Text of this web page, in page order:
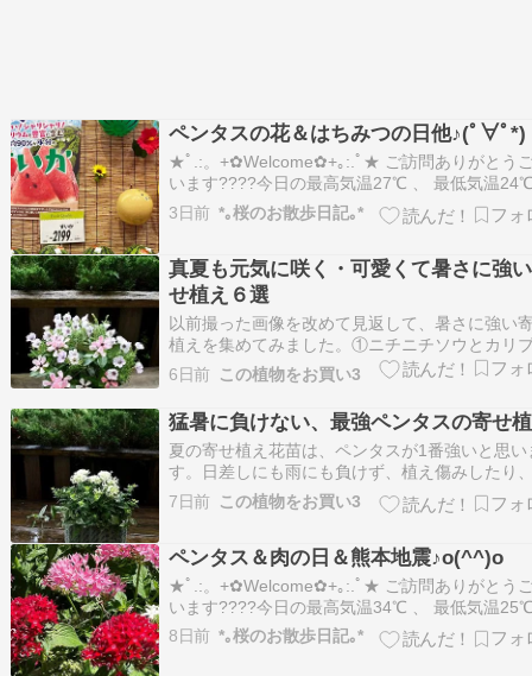
ペンタスの花＆はちみつの日他♪(ﾟ∀ﾟ*)
★ﾟ.:。+✿Welcome✿+｡:.ﾟ★ ご訪問ありがとう
います????今日の最高気温27℃ 、 最低気温
した今日は暑さが少し和らぎ、過ごし易い一日
た✨ ★*♡* .｡.:*:.｡୨✿୧｡.:*:.｡. *♡*★ ☆ペンタス
3日前 *｡桜のお散歩日記｡*
真夏も元気に咲く・可愛くて暑さに強
せ植え６選
以前撮った画像を改めて見返して、暑さに強い
植えを集めてみました。①ニチニチソウとカリ
コア・みんなコッチ向いてて可愛い②ペンタス
ュズサンゴ絣で涼しげ③+コクリュウで少々大人
ヌラ パープルサンダーは今はあまり流通してな
もです。④本を重ねたような鉢にペンタスとミ
6日前 この植物をお買い3
猛暑に負けない、最強ペンタスの寄せ
夏の寄せ植え花苗は、ペンタスが1番強いと思い
す。日差しにも雨にも負けず、植え傷みしたり
然枯れたりすることもありません。こちらのペ
スは花色がグリーンがかって、とても涼し気で
ローズジャスミン オーレア、ペルシカリア 雪桜
合…
7日前 この植物をお買い3
ペンタス＆肉の日＆熊本地震♪o(^^)o
★ﾟ.:。+✿Welcome✿+｡:.ﾟ★ ご訪問ありがとう
います????今日の最高気温34℃ 、 最低気温
した✨ 熊本地震で亡くなられた方のご冥福を心
お祈りするとともに不明者の方が一刻も早く無
8日前 *｡桜のお散歩日記｡*